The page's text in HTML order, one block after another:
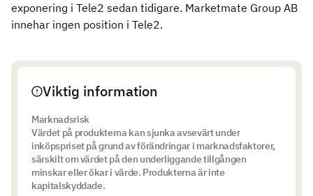
exponering i Tele2 sedan tidigare. Marketmate Group AB
innehar ingen position i Tele2.
Viktig information
Marknadsrisk
Värdet på produkterna kan sjunka avsevärt under
inköpspriset på grund av förändringar i marknadsfaktorer,
särskilt om värdet på den underliggande tillgången
minskar eller ökar i värde. Produkterna är inte
kapitalskyddade.